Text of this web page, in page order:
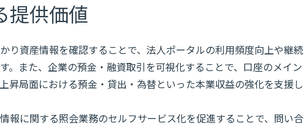
提供価値
り資産情報を確認することで、法人ポータルの利用頻度向上や継続
。また、企業の預金・融資取引を可視化することで、口座のメイン
昇局面における預金・貸出・為替といった本業収益の強化を支援し
報に関する照会業務のセルフサービス化を促進することで、問い合